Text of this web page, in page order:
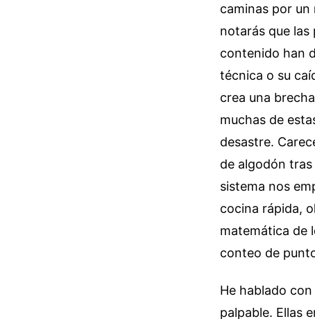
caminas por
notarás que las
contenido han
técnica o su
crea una
muchas de
desastre.
de algodón
sistema nos
cocina rápida,
matemática de
conteo de
He hablado
palpable. Ellas